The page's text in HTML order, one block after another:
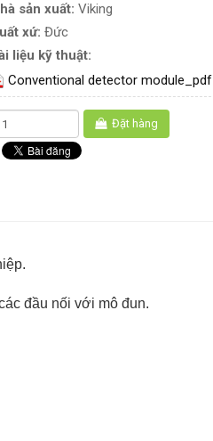
sản xuất: Viking
xứ: Đức
liệu kỹ thuật:
Conventional detector module_pdf
Đặt hàng
đầu nối với mô đun.